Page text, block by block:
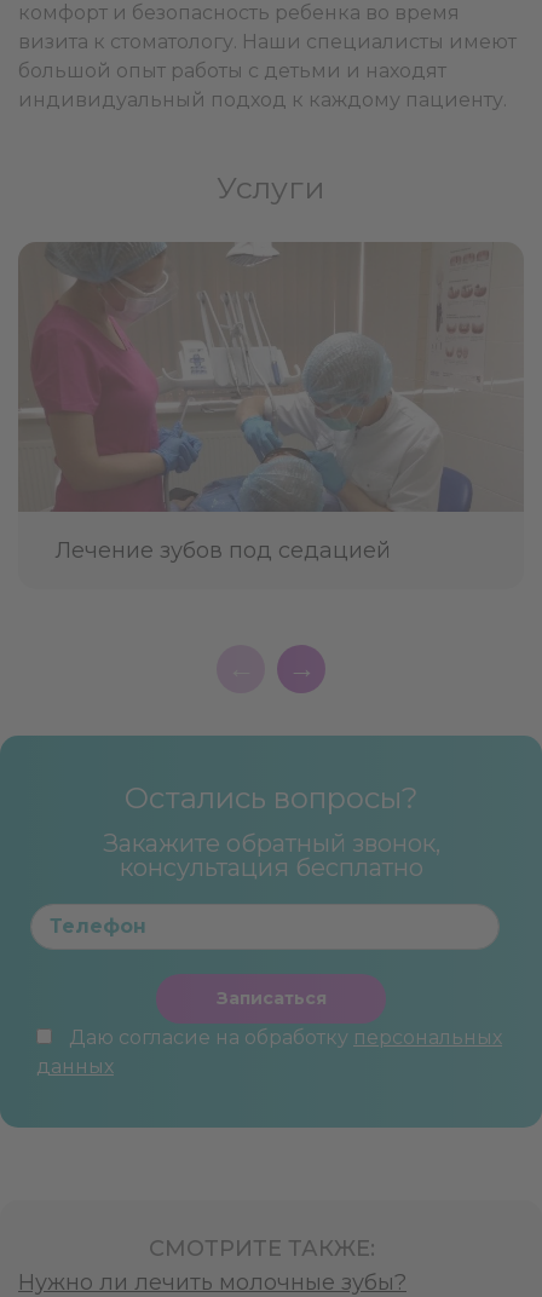
комфорт и безопасность ребенка во время
визита к стоматологу. Наши специалисты имеют
большой опыт работы с детьми и находят
индивидуальный подход к каждому пациенту.
Услуги
Лечение зубов под седацией
→
Остались вопросы?
Закажите обратный звонок,
консультация бесплатно
Записаться
Даю согласие на обработку персональных
данных
СМОТРИТЕ ТАКЖЕ:
Нужно ли лечить молочные зубы?